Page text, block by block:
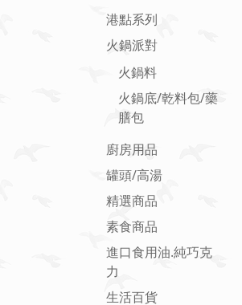
港點系列
火鍋派對
火鍋料
火鍋底/乾料包/藥
膳包
廚房用品
罐頭/高湯
精選商品
素食商品
進口食用油.純巧克
力
生活百貨